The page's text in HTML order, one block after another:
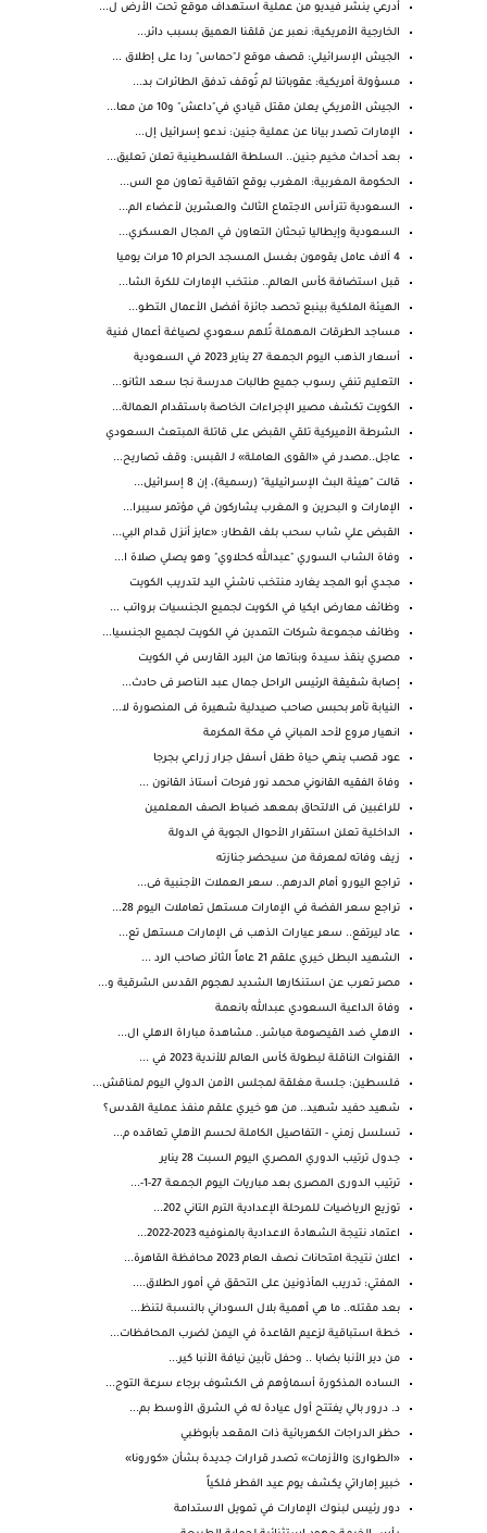
أدرعي ينشر فيديو من عملية استهداف موقع تحت الأرض ل...
الخارجية الأمريكية: نعبر عن قلقنا العميق بسبب دائر...
الجيش الإسرائيلي: قصف موقع لـ"حماس" ردا على إطلاق ...
مسؤولة أمريكية: عقوباتنا لم تُوقف تدفق الطائرات بد...
الجيش الأمريكي يعلن مقتل قيادي في"داعش" و10 من معا...
الإمارات تصدر بيانا عن عملية جنين: ندعو إسرائيل إل...
بعد أحداث مخيم جنين.. السلطة الفلسطينية تعلن تعليق...
الحكومة المغربية: المغرب يوقع اتفاقية تعاون مع الس...
السعودية تترأس الاجتماع الثالث والعشرين لأعضاء الم...
السعودية وإيطاليا تبحثان التعاون في المجال العسكري...
4 آلاف عامل يقومون بغسل المسجد الحرام 10 مرات يوميا
قبل استضافة كأس العالم.. منتخب الإمارات للكرة الشا...
الهيئة الملكية بينبع تحصد جائزة أفضل الأعمال التطو...
‏مساجد الطرقات المهملة تُلهم سعودي لصياغة أعمال فنية
أسعار الذهب اليوم الجمعة 27 يناير 2023 في السعودية
التعليم تنفي رسوب جميع طالبات مدرسة نجا سعد الثانو...
الكويت تكشف مصير الإجراءات الخاصة باستقدام العمالة...
الشرطة الأميركية تلقي القبض على قاتلة المبتعث السعودي
عاجل..مصدر في «القوى العاملة» لـ القبس: وقف تصاريح...
قالت "هيئة البث الإسرائيلية" (رسمية)، إن 8 إسرائيل...
الإمارات و البحرين و المغرب يشاركون في مؤتمر سيبرا...
القبض علي شاب سحب بلف القطار: «عايز أنزل قدام البي...
وفاة الشاب السوري "عبدالله كحلاوي" وهو يصلي صلاة ا...
مجدي أبو المجد يغارد منتخب ناشئي اليد لتدريب الكويت
وظائف معارض ايكيا في الكويت لجميع الجنسيات برواتب ...
وظائف مجموعة شركات التمدين في الكويت لجميع الجنسيا...
مصري ينقذ سيدة وبناتها من البرد القارس في الكويت
إصابة شقيقة الرئيس الراحل جمال عبد الناصر فى حادث...
النيابة تأمر بحبس صاحب صيدلية شهيرة فى المنصورة لا...
انهيار مروع لأحد المباني في مكة المكرمة
عود قصب ينهي حياة طفل أسفل جرار زراعي بجرجا
وفاة الفقيه القانوني محمد نور فرحات أستاذ القانون ...
للراغبين فى الالتحاق بمعهد ضباط الصف المعلمين
الداخلية تعلن استقرار الأحوال الجوية في الدولة
زيف وفاته لمعرفة من سيحضر جنازته
تراجع اليورو أمام الدرهم.. سعر العملات الأجنبية فى...
تراجع سعر الفضة في الإمارات مستهل تعاملات اليوم 28...
عاد ليرتفع.. سعر عيارات الذهب فى الإمارات مستهل تع...
‏الشهيد البطل خيري علقم 21 عاماً الثائر صاحب الرد ...
مصر تعرب عن استنكارها الشديد لهجوم القدس الشرقية و...
وفاة الداعية السعودي عبدالله بانعمة
الاهلي ضد القيصومة مباشر.. مشاهدة مباراة الاهلي ال...
القنوات الناقلة لبطولة كأس العالم للأندية 2023 في ...
فلسطين: جلسة مغلقة لمجلس الأمن الدولي اليوم لمناقش...
شهيد حفيد شهيد.. من هو خيري علقم منفذ عملية القدس؟
تسلسل زمني - التفاصيل الكاملة لحسم الأهلي تعاقده م...
جدول ترتيب الدوري المصري اليوم السبت 28 يناير
ترتيب الدورى المصرى بعد مباريات اليوم الجمعة 27-1-...
توزيع الرياضيات للمرحلة الإعدادية الترم التاني 202...
اعتماد نتيجة الشهادة الاعدادية بالمنوفيه 2023-2022...
اعلان نتيجة امتحانات نصف العام 2023 محافظة القاهرة...
المفتي: تدريب المأذونين على التحقق في أمور الطلاق....
بعد مقتله.. ما هي أهمية بلال السوداني بالنسبة لتنظ...
خطة استباقية لزعيم القاعدة في اليمن لضرب المحافظات...
من دير الأنبا بضابا .. وحفل تأبين نيافة الأنبا كير...
الساده المذكورة أسماؤهم فى الكشوف برجاء سرعة التوج...
د. درور بالي يفتتح أول عيادة له في الشرق الأوسط بم...
حظر الدراجات الكهربائية ذات المقعد بأبوظبي
«الطوارئ والأزمات» تصدر قرارات جديدة بشأن «كورونا»
خبير إماراتي يكشف يوم عيد الفطر فلكياً
دور رئيس لبنوك الإمارات في تمويل الاستدامة